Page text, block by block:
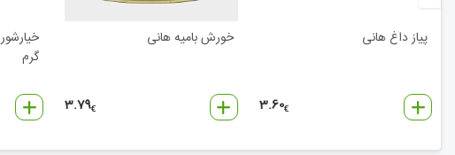
پیاز داغ هانی
3.60€
خورش بامیه هانی
3.79€
گرم